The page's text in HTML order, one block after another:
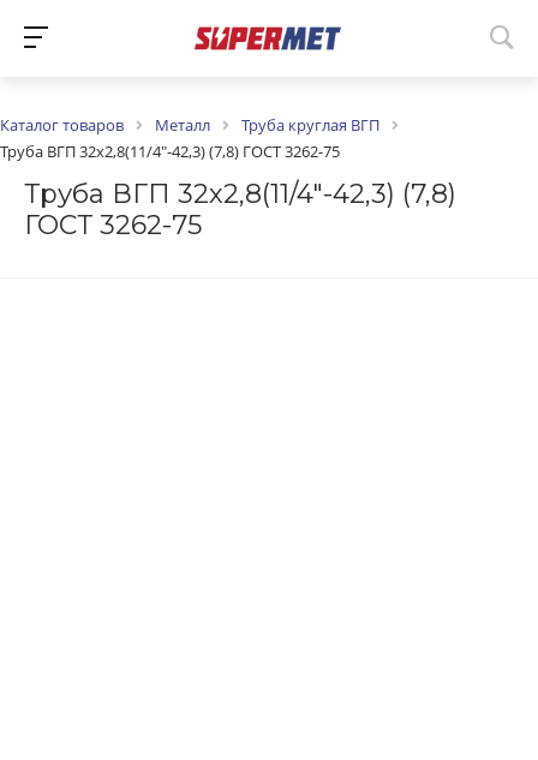
Каталог товаров Металл
Труба круглая ВГП
Труба ВГП 32х2,8(11/4"-42,3) (7,8) ГОСТ 3262-75
Труба ВГП 32х2,8(11/4"-42,3) (7,8)
ГОСТ 3262-75